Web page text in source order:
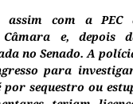
com a PEC
e, depois
no Senado. A
para
por sequestro ou